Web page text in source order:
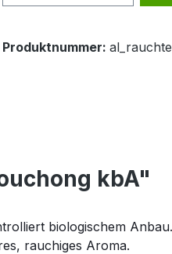
Produktnummer:
kbA"
biologischem
rauchiges Aroma.